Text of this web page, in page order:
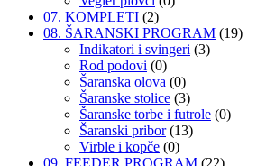
07. KOMPLETI (2)
08. ŠARANSKI PROGRAM (19)
Indikatori i svingeri (3)
Rod podovi (0)
Šaranska olova (0)
Šaranske stolice (3)
Šaranske torbe i futrole (0)
Šaranski pribor (13)
Virble i kopče (0)